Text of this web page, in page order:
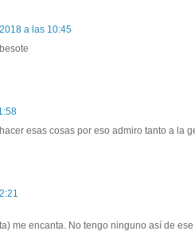
a las 10:45
esas cosas por eso admiro tanto a la
me encanta. No tengo ninguno así de